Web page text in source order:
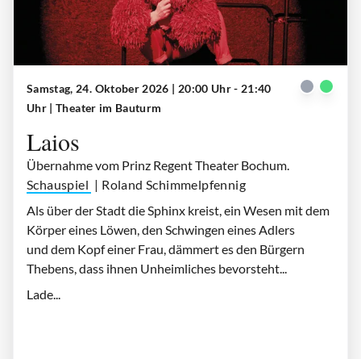
Samstag, 24. Oktober 2026 | 20:00 Uhr - 21:40
Uhr | Theater im Bauturm
Laios
Übernahme vom Prinz Regent Theater Bochum.
Schauspiel | Roland Schimmelpfennig
Als über der Stadt die Sphinx kreist, ein Wesen mit dem
Körper eines Löwen, den Schwingen eines Adlers
und dem Kopf einer Frau, dämmert es den Bürgern
Thebens, dass ihnen Unheimliches bevorsteht...
Lade...